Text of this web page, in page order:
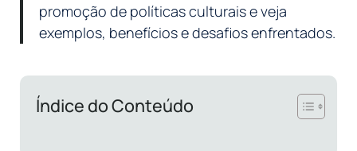
promoção de políticas culturais e veja
exemplos, benefícios e desafios enfrentados.
Índice do Conteúdo